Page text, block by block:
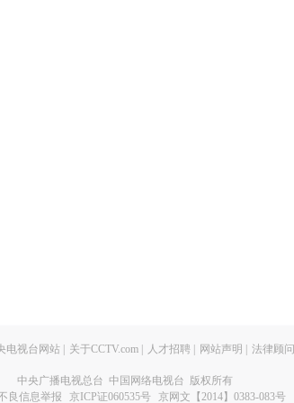
电视台网站 关于CCTV.com 人才招聘 网站声明 法律顾问
中央广播电视总台 中国网络电视台 版权所有
良信息举报
京ICP证060535号 京网文【2014】0383-083号